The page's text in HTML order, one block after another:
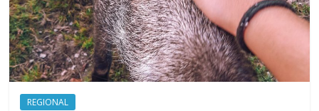
REGIONAL